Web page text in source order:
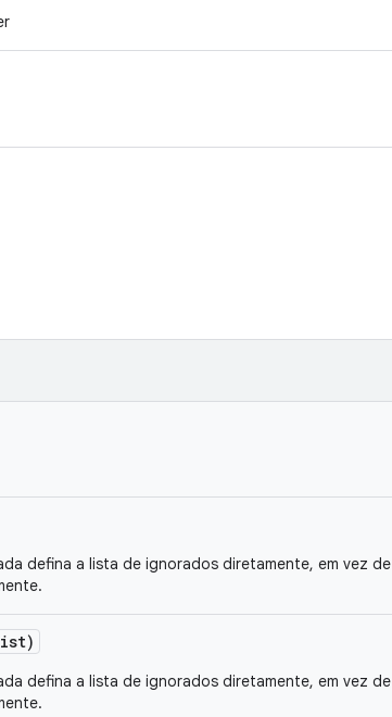
defina a lista de ignorados diretamente, em vez de
defina a lista de ignorados diretamente, em vez de